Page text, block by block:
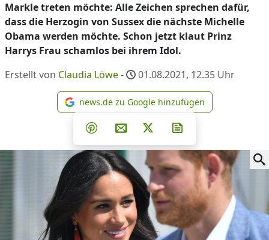
Markle treten möchte: Alle Zeichen sprechen dafür,
dass die Herzogin von Sussex die nächste Michelle
Obama werden möchte. Schon jetzt klaut Prinz
Harrys Frau schamlos bei ihrem Idol.
Erstellt von Claudia Löwe- 01.08.2021, 12.35 Uhr
news.de zu Google
news.de zu Google hinzufügen
Teilen auf Facebook
Teilen auf Whatsapp
Teilen auf Telegram
Teilen auf Pinterest
Per E-Mail teilen
Post auf X